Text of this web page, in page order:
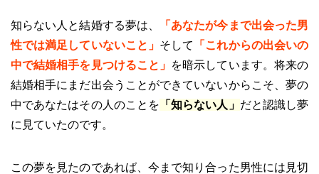
知らない人と結婚する夢は、
「あなたが今まで出会った男
性では満足していないこと」 そして
「これからの出会いの
中で結婚相手を見つけること」 を暗示しています。将来の
結婚相手にまだ出会うことができていないからこそ、夢の
中であなたはその人のことを 「知らない人」 だと認識し夢
に見ていたのです。
この夢を見たのであれば、今まで知り合った男性には見切